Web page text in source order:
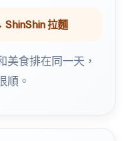
拉麵
美食排在同一天，
順。